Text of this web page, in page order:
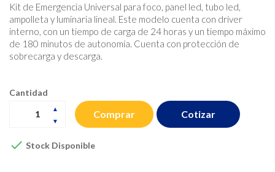
Kit de Emergencia Universal para foco, panel led, tubo led,
ampolleta y luminaria lineal. Este modelo cuenta con driver
interno, con un tiempo de carga de 24 horas y un tiempo máximo
de 180 minutos de autonomía. Cuenta con protección de
sobrecarga y descarga.
Cantidad
Comprar
 Stock Disponible
Cotizar